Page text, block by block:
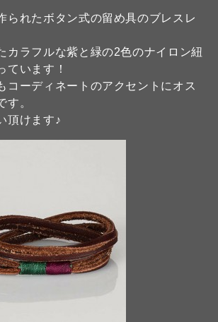
られたボタン式の留め具のブレスレ
カラフルな紫と緑の2色のナイロン紐
ています！
コーディネートのアクセントにオス
す。
頂けます♪